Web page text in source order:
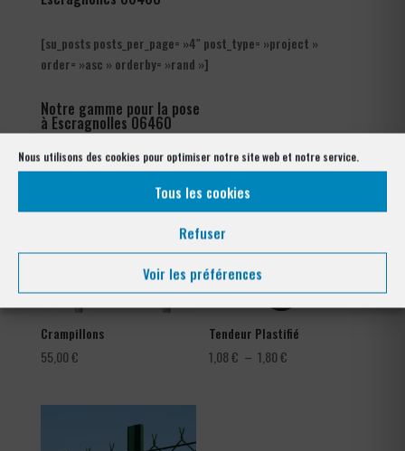
Nous utilisons des cookies pour optimiser notre site web et notre service.
Tous les cookies
Refuser
Voir les préférences
[su_posts posts_per_page= »4″ post_type= »project »
order= »asc » orderby= »rand »]
Notre gamme pour la pose
à Escragnolles 06460
Crampillons
55,00€
Tendeur Plastifié
1,08€ – 1,80€